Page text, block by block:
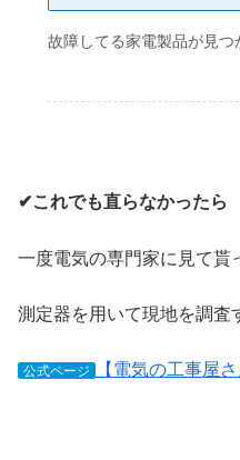
故障してる家電製品が見つ
✔これでも直らなかったら
一度電気の専門家に見て貰
測定器を用いて現地を調査
公式ページ 【電気の工事屋さ